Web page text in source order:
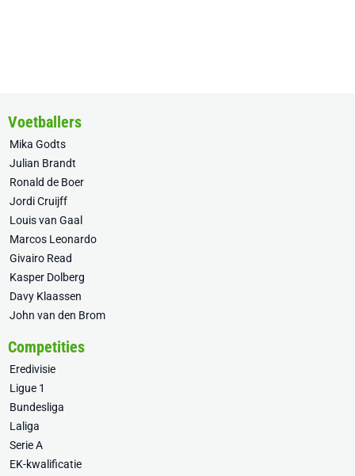
Voetballers
Mika Godts
Julian Brandt
Ronald de Boer
Jordi Cruijff
Louis van Gaal
Marcos Leonardo
Givairo Read
Kasper Dolberg
Davy Klaassen
John van den Brom
Competities
Eredivisie
Ligue 1
Bundesliga
Laliga
Serie A
EK-kwalificatie